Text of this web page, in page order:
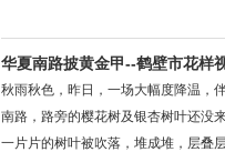
华夏南路披黄金甲--鹤壁市花样
秋雨秋色，昨日，一场大幅度降温
南路，路旁的樱花树及银杏树叶还没
一片片的树叶被吹落，堆成堆，层叠